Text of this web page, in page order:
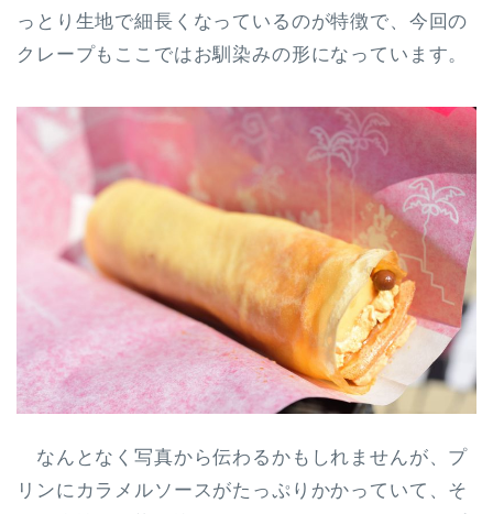
っとり生地で細長くなっているのが特徴で、今回の
クレープもここではお馴染みの形になっています。
なんとなく写真から伝わるかもしれませんが、プ
リンにカラメルソースがたっぷりかかっていて、そ